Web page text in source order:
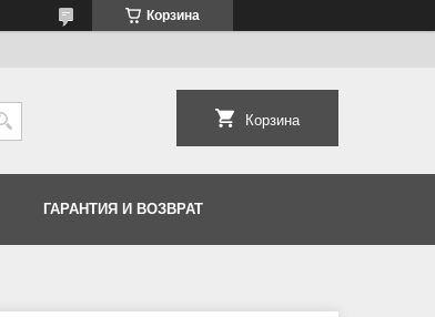
Корзина
Корзина
ГАРАНТИЯ И ВОЗВРАТ